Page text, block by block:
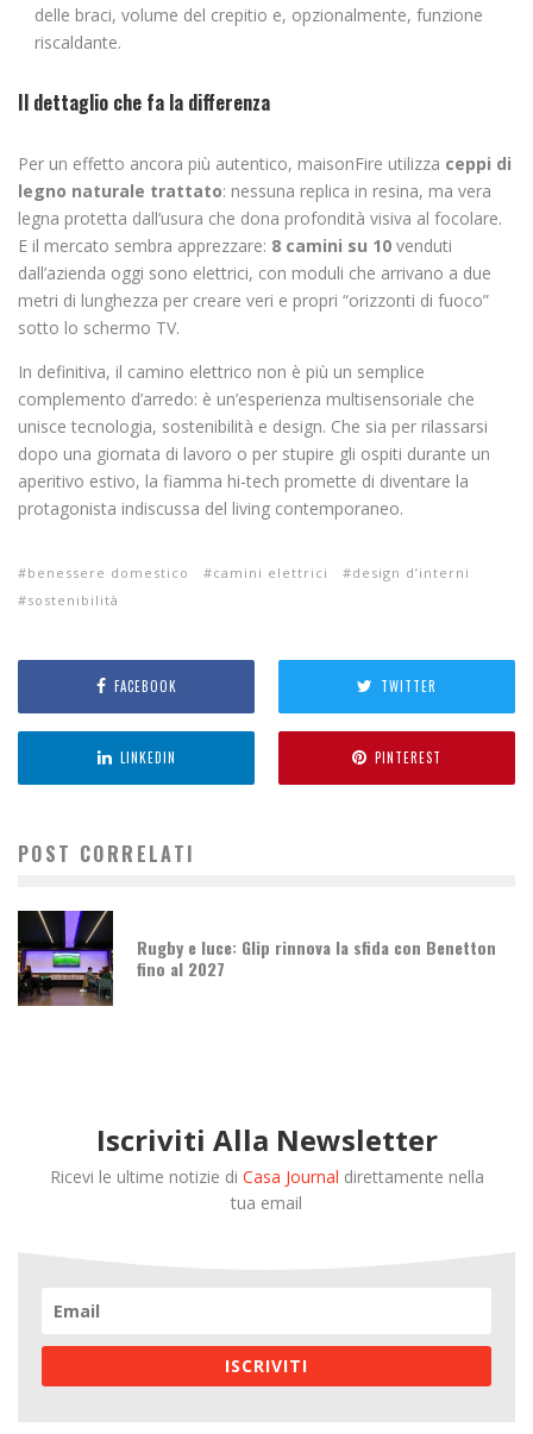
delle braci, volume del crepitio e, opzionalmente, funzione
riscaldante.
Il dettaglio che fa la differenza
Per un effetto ancora più autentico, maisonFire utilizza ceppi di
legno naturale trattato: nessuna replica in resina, ma vera
legna protetta dall’usura che dona profondità visiva al focolare.
E il mercato sembra apprezzare: 8 camini su 10 venduti
dall’azienda oggi sono elettrici, con moduli che arrivano a due
metri di lunghezza per creare veri e propri “orizzonti di fuoco”
sotto lo schermo TV.
In definitiva, il camino elettrico non è più un semplice
complemento d’arredo: è un’esperienza multisensoriale che
unisce tecnologia, sostenibilità e design. Che sia per rilassarsi
dopo una giornata di lavoro o per stupire gli ospiti durante un
aperitivo estivo, la fiamma hi-tech promette di diventare la
protagonista indiscussa del living contemporaneo.
benessere domestico camini elettrici
design d’interni
sostenibilità
FACEBOOK TWITTER
LINKEDIN PINTEREST
POST CORRELATI
Rugby e luce: Glip rinnova la sfida con Benetton
fino al 2027
Iscriviti Alla Newsletter
Ricevi le ultime notizie di Casa Journal direttamente nella
tua email
ISCRIVITI